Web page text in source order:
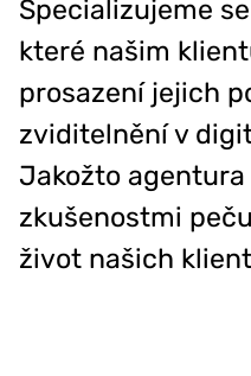
777 353 464
Specializujeme
které našim
prosazení jejich
zviditelnění v
Jakožto
zkušenostmi
život našich